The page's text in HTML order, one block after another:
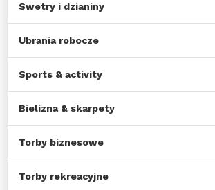
Swetry i dzianiny
Ubrania robocze
Sports & activity
Bielizna & skarpety
Torby biznesowe
Torby rekreacyjne